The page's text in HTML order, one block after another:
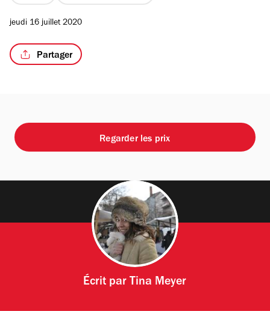
jeudi 16 juillet 2020
Partager
Regarder les prix
Écrit par Tina Meyer